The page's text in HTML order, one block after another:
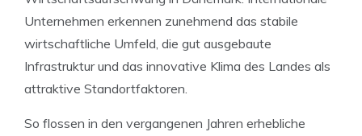
Unternehmen erkennen zunehmend das stabile
wirtschaftliche Umfeld, die gut ausgebaute
Infrastruktur und das innovative Klima des Landes als
attraktive Standortfaktoren.
So flossen in den vergangenen Jahren erhebliche